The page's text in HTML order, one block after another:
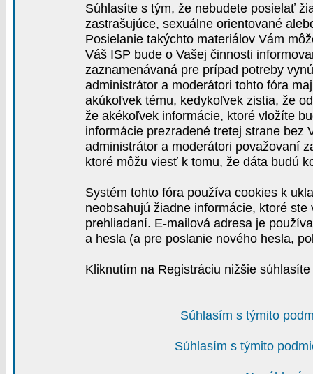
Súhlasíte s tým, že nebudete posielať
zastrašujúce, sexuálne orientované
Posielanie takýchto materiálov Vám
Váš ISP bude o Vašej činnosti
zaznamenávaná pre prípad potreby
administrátor a moderátori tohto fóra
akúkoľvek tému, kedykoľvek zistia, že
že akékoľvek informácie, ktoré vložíte
informácie prezradené tretej strane bez
administrátor a moderátori považovaní
ktoré môžu viesť k tomu, že dáta budú
Systém tohto fóra používa cookies k
neobsahujú žiadne informácie, ktoré
prehliadaní. E-mailová adresa je
a hesla (a pre poslanie nového hesla,
Kliknutím na Registráciu nižšie
Súhlasím s týmito
Súhlasím s týmito